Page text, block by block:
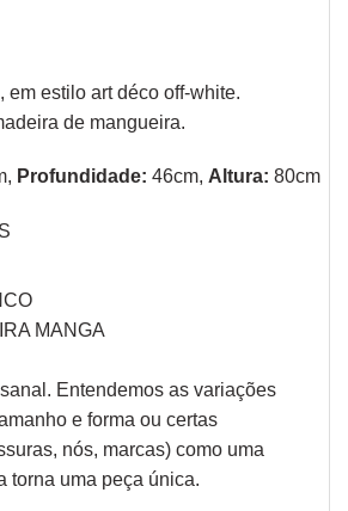
em estilo art déco off-white.
de mangueira.
Profundidade: 46cm, Altura: 80cm
MANGA
Entendemos as variações
e forma ou certas
nós, marcas) como uma
torna uma peça única.